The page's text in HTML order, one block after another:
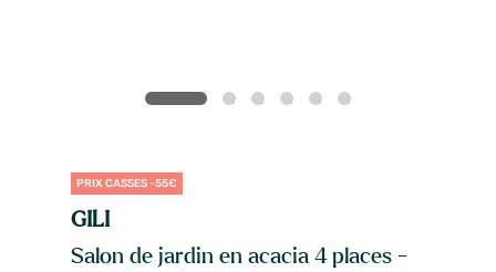
PRIX CASSES -55€
GILI
Salon de jardin en acacia 4 places -